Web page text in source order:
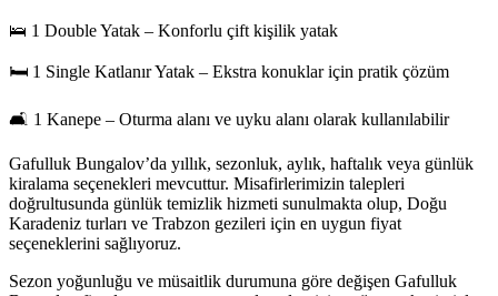
🛌 1 Double Yatak – Konforlu çift kişilik yatak
🛏 1 Single Katlanır Yatak – Ekstra konuklar için pratik çözüm
🛋 1 Kanepe – Oturma alanı ve uyku alanı olarak kullanılabilir
Gafulluk Bungalov’da yıllık, sezonluk, aylık, haftalık veya günlük
kiralama seçenekleri mevcuttur. Misafirlerimizin talepleri
doğrultusunda günlük temizlik hizmeti sunulmakta olup, Doğu
Karadeniz turları ve Trabzon gezileri için en uygun fiyat
seçeneklerini sağlıyoruz.
Sezon yoğunluğu ve müsaitlik durumuna göre değişen Gafulluk